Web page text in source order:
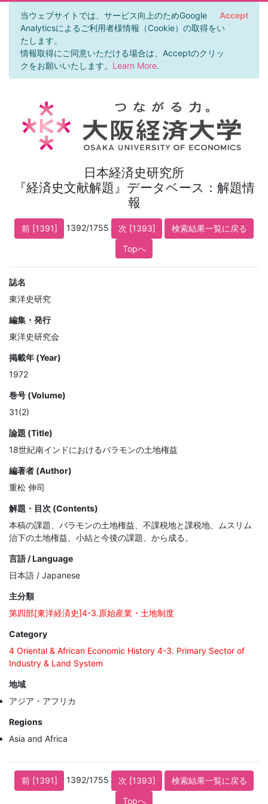
当ウェブサイトでは、サービス向上のためGoogle
Analyticsによるご利用者様情報（Cookie）の取得をい
たします。
情報取得にご同意いただける場合は、Acceptのクリッ
クをお願いいたします。 Learn More.
Accept
日本経済史研究所
『経済史文献解題』データベース：解題情
報
前 [1391] 1392/1755 次 [1393]
検索結果一覧に戻る
Topへ
誌名
東洋史研究
編集・発行
東洋史研究会
掲載年 (Year)
1972
巻号 (Volume)
31(2)
論題 (Title)
18世紀南インドにおけるバラモンの土地権益
編著者 (Author)
重松 伸司
解題・目次 (Contents)
本稿の課題、バラモンの土地権益、不課税地と課税地、ムスリム
治下の土地権益、小結と今後の課題、から成る。
言語 / Language
日本語 / Japanese
主分類
第四部[東洋経済史]4-3.原始産業・土地制度
Category
4 Oriental & African Economic History 4-3. Primary Sector of
Industry & Land System
地域
アジア・アフリカ
Regions
Asia and Africa
前 [1391] 1392/1755 次 [1393]
検索結果一覧に戻る
Topへ